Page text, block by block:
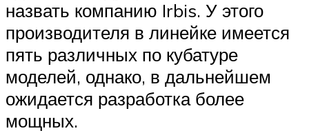
назвать компанию Irbis. У этого
производителя в линейке имеется
пять различных по кубатуре
моделей, однако, в дальнейшем
ожидается разработка более
мощных.